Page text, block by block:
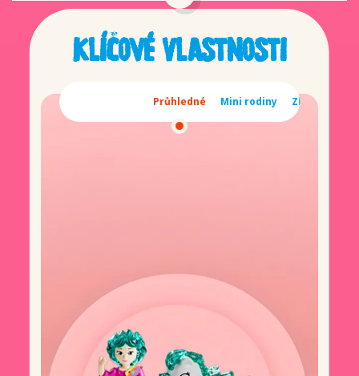
Klíčové vlastnosti
Průhledné Mini rodiny Zlaté prvky